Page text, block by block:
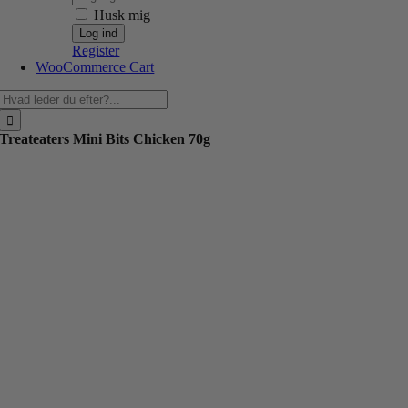
Husk mig
Register
WooCommerce Cart
Treateaters Mini Bits Chicken 70g